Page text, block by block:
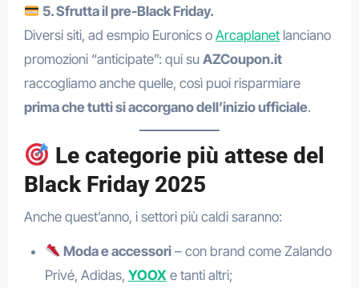
5. Sfrutta il pre-Black Friday.
Diversi siti, ad esmpio Euronics o Arcaplanetlanciano
promozioni “anticipate”: qui su AZCoupon.it
raccogliamo anche quelle, così puoi risparmiare
prima che tutti si accorgano dell’inizio ufficiale.
Le categorie più attese del
Black Friday 2025
Anche quest’anno, i settori più caldi saranno:
Moda e accessori – con brand come Zalando
Privé, Adidas, YOOX e tanti altri;